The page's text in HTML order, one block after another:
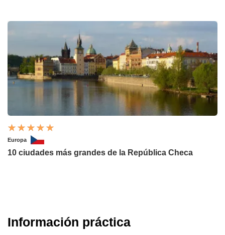
Europa
10 ciudades más grandes de la República Checa
Información práctica